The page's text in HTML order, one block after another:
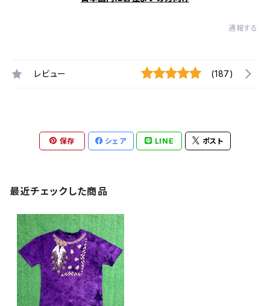
通報する
レビュー (187)
保存 シェア LINE ポスト
最近チェックした商品